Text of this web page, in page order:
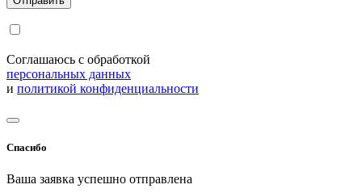
Соглашаюсь с обработкой
персональных данных
и политикой конфиденциальности
Спасибо
Ваша заявка успешно отправлена